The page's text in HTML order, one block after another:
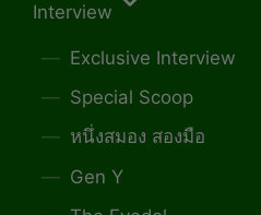
Interview
Exclusive Interview
Special Scoop
หนึ่งสมอง สองมือ
Gen Y